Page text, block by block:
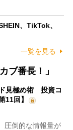
、TikTok、
一覧を見る
ブ番長！」
見極め術 投資コ
11回】
圧倒的な情報量が